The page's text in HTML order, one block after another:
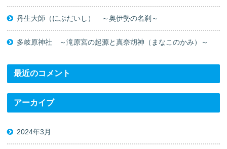
丹生大師（にぶだいし） ～奥伊勢の名刹～
多岐原神社 ～滝原宮の起源と真奈胡神（まなこのかみ）～
最近のコメント
アーカイブ
2024年3月